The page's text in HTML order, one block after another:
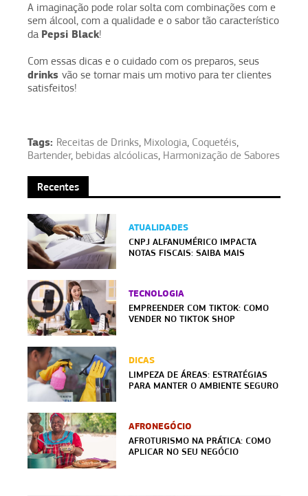
A imaginação pode rolar solta com combinações com e
sem álcool, com a qualidade e o sabor tão característico
da Pepsi Black!
Com essas dicas e o cuidado com os preparos, seus
drinks vão se tornar mais um motivo para ter clientes
satisfeitos!
Tags: Receitas de Drinks, Mixologia, Coquetéis,
Bartender, bebidas alcóolicas, Harmonização de Sabores
Recentes
ATUALIDADES
CNPJ ALFANUMÉRICO IMPACTA
NOTAS FISCAIS: SAIBA MAIS
TECNOLOGIA
EMPREENDER COM TIKTOK: COMO
VENDER NO TIKTOK SHOP
DICAS
LIMPEZA DE ÁREAS: ESTRATÉGIAS
PARA MANTER O AMBIENTE SEGURO
AFRONEGÓCIO
AFROTURISMO NA PRÁTICA: COMO
APLICAR NO SEU NEGÓCIO